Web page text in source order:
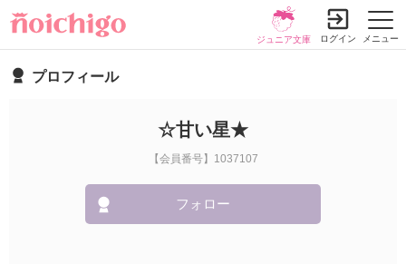
メニュー
ジュニア文庫 ログイン
プロフィール
☆甘い星★
【会員番号】1037107
フォロー